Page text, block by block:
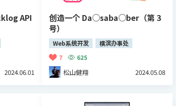
API
2024.06.01
创造一个 Da○saba○ber（第 3
号）
Web系统开发
横滨办事处
7
625
松山健翔 2024.05.08